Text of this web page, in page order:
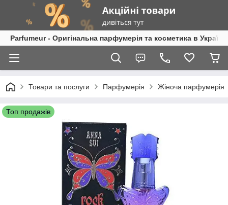
Parfumeur - Оригінальна парфумерія та косметика в Україні
Товари та послуги Парфумерія Жіноча парфумерія
Топ продажів